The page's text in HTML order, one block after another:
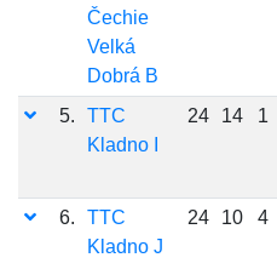
Čechie
Velká
Dobrá B
5.
TTC
Kladno I
24 14 1
6.
TTC
Kladno J
24 10 4